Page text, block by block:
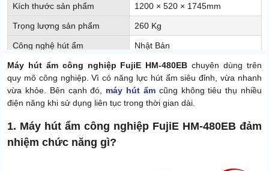
Kích thước sản phẩm 1200 × 520 × 1745mm
Trọng lượng sản phẩm 260 Kg
Công nghệ hút ẩm Nhật Bản
Điện áp 220V - 50Hz
Độ ồn 65dB
Xuất xứ Trung Quốc
Máy hút ẩm công nghiệp FujiE HM-480EBchuyên dùng trên
quy mô công nghiệp. Vì có năng lực hút ẩm siêu đỉnh, vừa nhanh
vừa khỏe. Bên cạnh đó, máy hút ẩmcũng không tiêu thụ nhiều
điện năng khi sử dụng liên tục trong thời gian dài.
1. Máy hút ẩm công nghiệp FujiE HM-480EB đảm
nhiệm chức năng gì?